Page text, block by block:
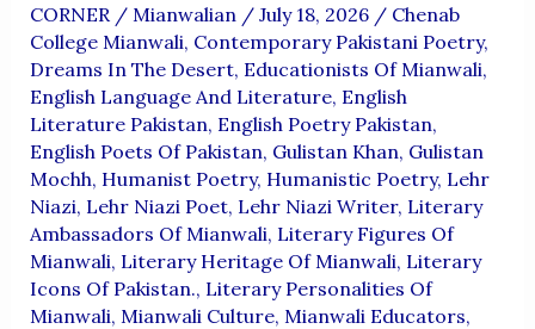
CORNER / Mianwalian / July 18, 2026 / Chenab
College Mianwali, Contemporary Pakistani Poetry,
Dreams In The Desert, Educationists Of Mianwali,
English Language And Literature, English
Literature Pakistan, English Poetry Pakistan,
English Poets Of Pakistan, Gulistan Khan, Gulistan
Mochh, Humanist Poetry, Humanistic Poetry, Lehr
Niazi, Lehr Niazi Poet, Lehr Niazi Writer, Literary
Ambassadors Of Mianwali, Literary Figures Of
Mianwali, Literary Heritage Of Mianwali, Literary
Icons Of Pakistan., Literary Personalities Of
Mianwali, Mianwali Culture, Mianwali Educators,